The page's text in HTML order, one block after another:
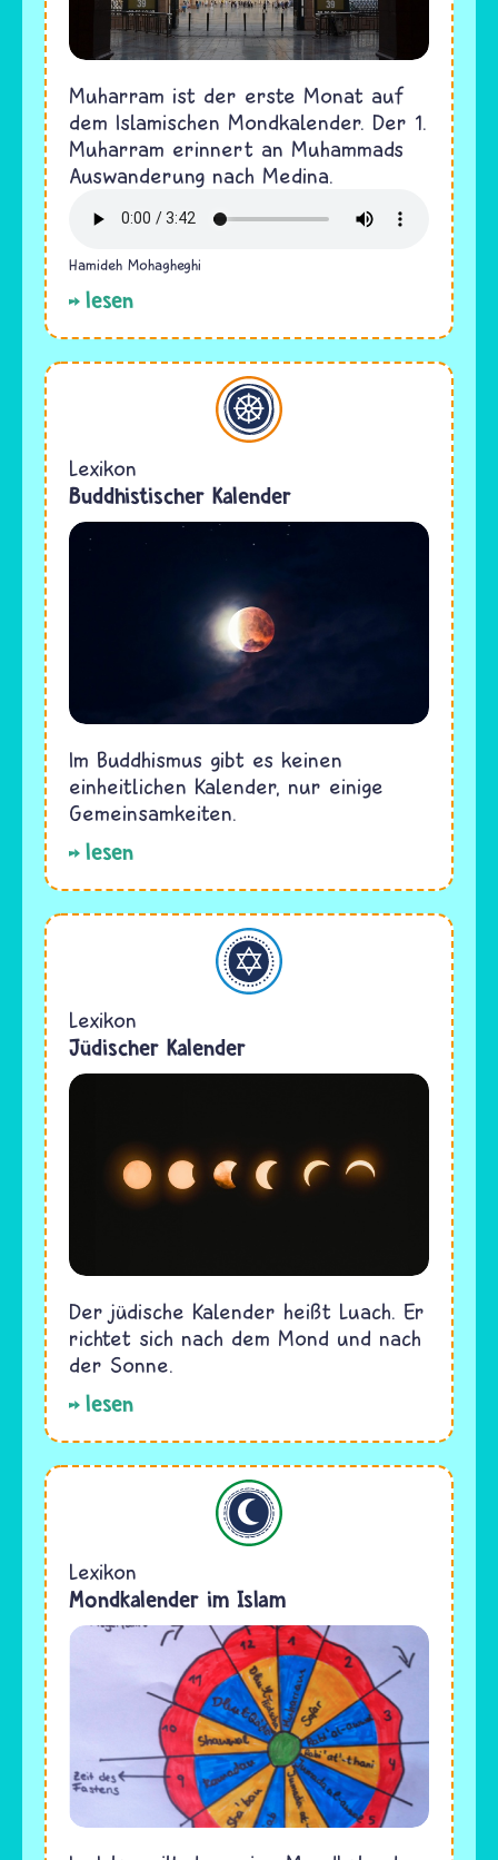
Muharram ist der erste Monat auf
dem Islamischen Mondkalender. Der 1.
Muharram erinnert an Muhammads
Auswanderung nach Medina.
Hamideh Mohagheghi
lesen
Buddhismus
Lexikon
Buddhistischer Kalender
Im Buddhismus gibt es keinen
einheitlichen Kalender, nur einige
Gemeinsamkeiten.
lesen
Judentum
Lexikon
Jüdischer Kalender
Der jüdische Kalender heißt Luach. Er
richtet sich nach dem Mond und nach
der Sonne.
lesen
Lexikon
Mondkalender im Islam